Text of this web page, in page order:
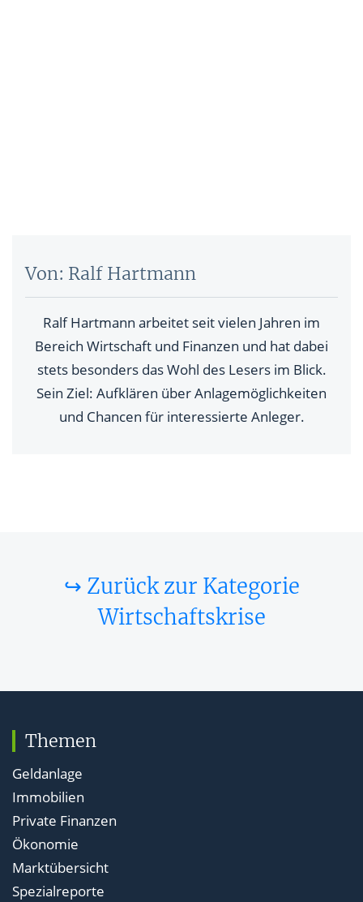
Von: Ralf Hartmann
Ralf Hartmann arbeitet seit vielen Jahren im
Bereich Wirtschaft und Finanzen und hat dabei
stets besonders das Wohl des Lesers im Blick.
Sein Ziel: Aufklären über Anlagemöglichkeiten
und Chancen für interessierte Anleger.
↪ Zurück zur Kategorie
Wirtschaftskrise
Themen
Geldanlage
Immobilien
Private Finanzen
Ökonomie
Marktübersicht
Spezialreporte